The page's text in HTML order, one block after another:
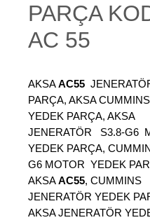
PARÇA
AC 55
AKSAAC55
PARÇA, AKSA
YEDEK PARÇA, AKSA
JENERATÖR S3.8-G6
YEDEK PARÇA,
G6 MOTOR YEDEK
AKSAAC55, CUMMINS
JENERATÖR YEDEK
AKSA JENERATÖR